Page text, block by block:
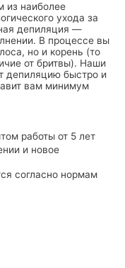
из наиболее
ухода за
депиляция —
В процессе вы
но и корень (то
от бритвы). Наши
депиляцию быстро и
вам минимум
работы от 5 лет
и новое
согласно нормам